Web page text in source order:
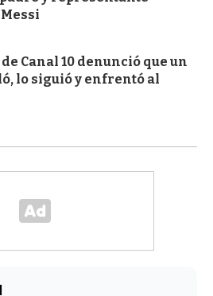
Canal 10 denunció que un
lo siguió y enfrentó al